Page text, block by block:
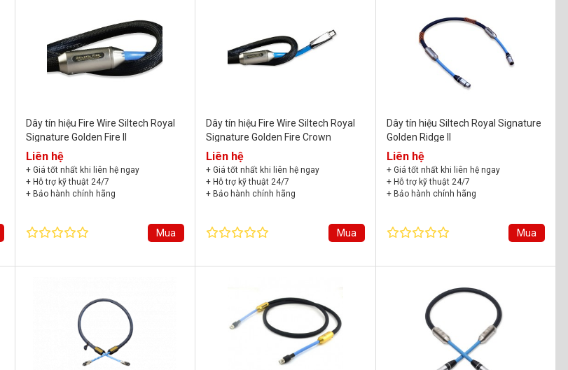
Dây tín hiệu Fire Wire Siltech Royal
Signature Golden Fire II
Liên hệ
+ Giá tốt nhất khi liên hệ ngay
+ Hỗ trợ kỹ thuật 24/7
+ Bảo hành chính hãng
Mua
Dây tín hiệu Fire Wire Siltech Royal
Signature Golden Fire Crown
Liên hệ
+ Giá tốt nhất khi liên hệ ngay
+ Hỗ trợ kỹ thuật 24/7
+ Bảo hành chính hãng
Mua
Dây tín hiệu Siltech Royal Signature
Golden Ridge II
Liên hệ
+ Giá tốt nhất khi liên hệ ngay
+ Hỗ trợ kỹ thuật 24/7
+ Bảo hành chính hãng
Mua